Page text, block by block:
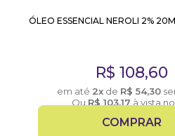
ÓLEO ESSENCIAL NEROLI 2%
R$ 108,60
em até 2x de R$ 54,30
Ou R$ 103,17 à vista
COMPRAR